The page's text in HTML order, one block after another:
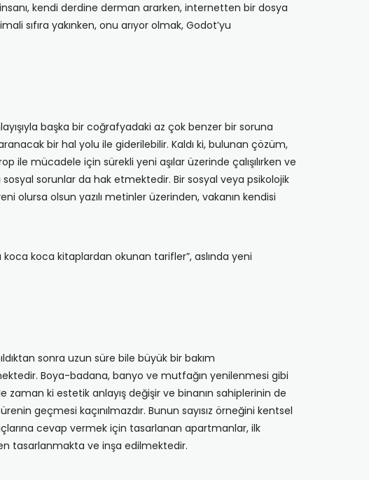
kendi derdine derman ararken, internetten bir dosya
sıfıra yakınken, onu arıyor olmak, Godot’yu
başka bir coğrafyadaki az çok benzer bir soruna
bir hal yolu ile giderilebilir. Kaldı ki, bulunan çözüm,
mücadele için sürekli yeni aşılar üzerinde çalışılırken ve
sosyal sorunlar da hak etmektedir. Bir sosyal veya psikolojik
olursa olsun yazılı metinler üzerinden, vakanın kendisi
koca kitaplardan okunan tarifler”, aslında yeni
sonra uzun süre bile büyük bir bakım
Boya-badana, banyo ve mutfağın yenilenmesi gibi
ki estetik anlayış değişir ve binanın sahiplerinin de
geçmesi kaçınılmazdır. Bunun sayısız örneğini kentsel
cevap vermek için tasarlanan apartmanlar, ilk
tasarlanmakta ve inşa edilmektedir.